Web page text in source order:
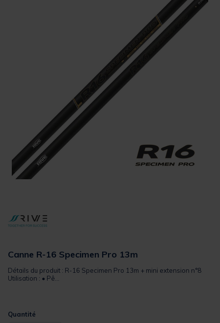
Canne R-16 Specimen Pro 13m
Détails du produit : R-16 Specimen Pro 13m + mini extension n°8
Utilisation : • Pê...
Quantité